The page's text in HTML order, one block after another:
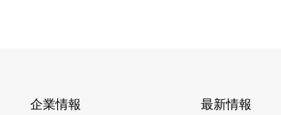
企業情報 最新情報